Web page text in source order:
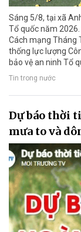
Sáng 5/8, tại xã
Tổ quốc năm
Cách mạng Tháng
thống lực lượng
bảo vệ an ninh Tổ
Tin trong nước
Dự báo thời
mưa to và